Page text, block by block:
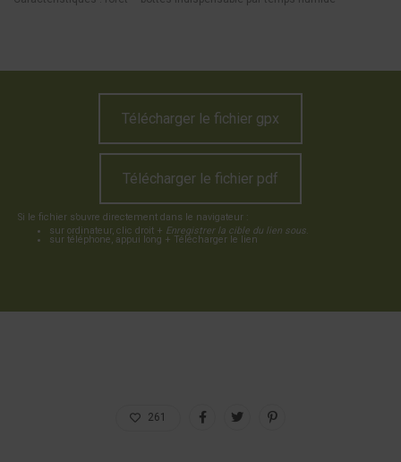
Télécharger le fichier gpx
Télécharger le fichier pdf
Si le fichier s’ouvre directement dans le navigateur :
sur ordinateur, clic droit + Enregistrer la cible du lien sous.
sur téléphone, appui long + Télécharger le lien
261